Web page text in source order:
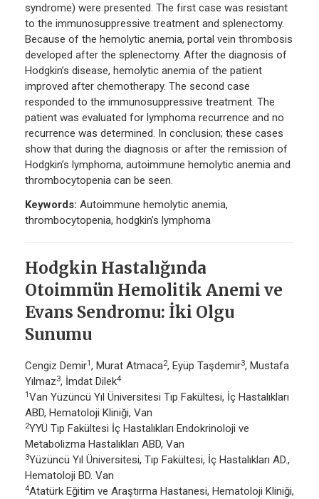
syndrome) were presented. The first case was resistant
to the immunosuppressive treatment and splenectomy.
Because of the hemolytic anemia, portal vein thrombosis
developed after the splenectomy. After the diagnosis of
Hodgkin’s disease, hemolytic anemia of the patient
improved after chemotherapy. The second case
responded to the immunosuppressive treatment. The
patient was evaluated for lymphoma recurrence and no
recurrence was determined. In conclusion; these cases
show that during the diagnosis or after the remission of
Hodgkin’s lymphoma, autoimmune hemolytic anemia and
thrombocytopenia can be seen.
Keywords: Autoimmune hemolytic anemia,
thrombocytopenia, hodgkin’s lymphoma
Hodgkin Hastalığında
Otoimmün Hemolitik Anemi ve
Evans Sendromu: İki Olgu
Sunumu
Cengiz Demir1, Murat Atmaca2, Eyüp Taşdemir3, Mustafa
Yılmaz3, İmdat Dilek4
1Van Yüzüncü Yıl Üniversitesi Tıp Fakültesi, İç Hastalıkları
ABD, Hematoloji Kliniği, Van
2YYÜ Tıp Fakültesi İç Hastalıkları Endokrinoloji ve
Metabolizma Hastalıkları ABD, Van
3Yüzüncü Yıl Üniversitesi, Tıp Fakültesi, İç Hastalıkları AD.,
Hematoloji BD. Van
4Atatürk Eğitim ve Araştırma Hastanesi, Hematoloji Kliniği,